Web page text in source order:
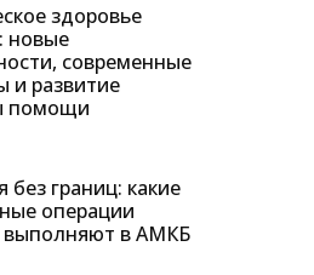
здоровье
новые
современные
и развитие
помощи
без границ: какие
операции
выполняют в АМКБ